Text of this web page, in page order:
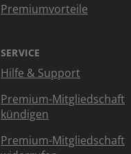
Premiumvorteile
SERVICE
Hilfe & Support
Premium-Mitgliedschaft
kündigen
Premium-Mitgliedschaft